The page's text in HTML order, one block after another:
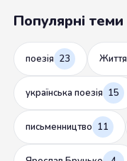
Популярні теми
поезія 23 Життя
українська поезія 15
письменництво 11